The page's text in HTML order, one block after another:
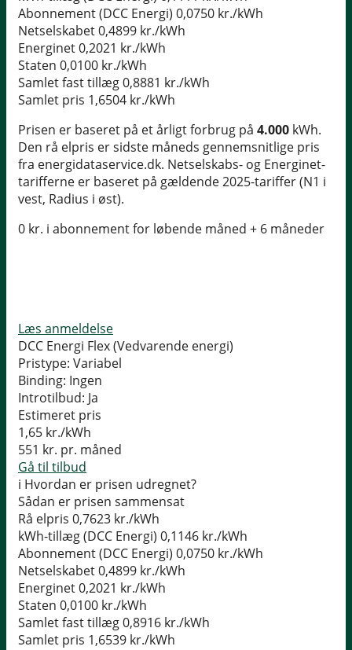
Abonnement (DCC Energi) 0,0750 kr./kWh
Netselskabet0,4899 kr./kWh
Energinet0,2021 kr./kWh
Staten 0,0100 kr./kWh
Samlet fast tillæg0,8881 kr./kWh
Samlet pris 1,6504 kr./kWh
Prisen er baseret på et årligt forbrug på 4.000 kWh.
Den rå elpris er sidste måneds gennemsnitlige pris
fra energidataservice.dk. Netselskabs- og Energinet-
tarifferne er baseret på gældende 2025-tariffer (N1 i
vest, Radius i øst).
0 kr. i abonnement for løbende måned + 6 måneder
Læs anmeldelse
DCC Energi Flex (Vedvarende energi)
Pristype: Variabel
Binding: Ingen
Introtilbud: Ja
Estimeret pris
1,65 kr./kWh
551 kr. pr. måned
Gå til tilbud
i Hvordan er prisen udregnet?
Sådan er prisen sammensat
Rå elpris 0,7623 kr./kWh
kWh-tillæg (DCC Energi) 0,1146 kr./kWh
Abonnement (DCC Energi) 0,0750 kr./kWh
Netselskabet0,4899 kr./kWh
Energinet0,2021 kr./kWh
Staten 0,0100 kr./kWh
Samlet fast tillæg0,8916 kr./kWh
Samlet pris 1,6539 kr./kWh